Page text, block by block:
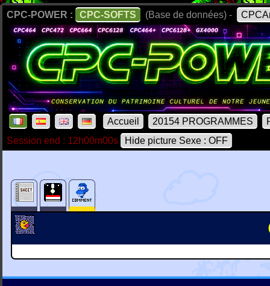
CPC-POWER : CPC-SOFTS (Base de données) -
Accueil 20154 PROGRAMMES
Session end : 12h00m00s
Hide picture Sexe : OFF